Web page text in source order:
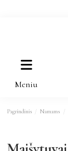
Meniu
Pagrindinis Namams